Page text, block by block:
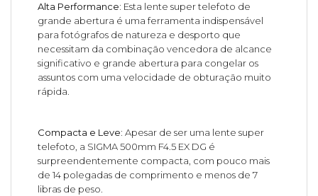
Alta Performance: Esta lente super telefoto de
grande abertura é uma ferramenta indispensável
para fotógrafos de natureza e desporto que
necessitam da combinação vencedora de alcance
significativo e grande abertura para congelar os
assuntos com uma velocidade de obturação muito
rápida.
Compacta e Leve: Apesar de ser uma lente super
telefoto, a SIGMA 500mm F4.5 EX DG é
surpreendentemente compacta, com pouco mais
de 14 polegadas de comprimento e menos de 7
libras de peso.